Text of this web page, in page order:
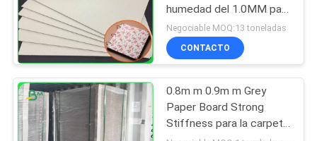
humedad del 1.0MM para
el cuaderno del
Hardcover
Negociable MOQ:13 toneladas
CONTACTO
0.8m m 0.9m m Grey
Paper Board Strong
Stiffness para la carpeta